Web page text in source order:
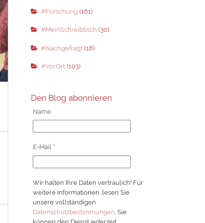
#Forschung (161)
#MeinSchreibtisch (30)
#Nachgefragt(18)
#VorOrt(103)
Den Blog abonnieren
Name
E-Mail *
Wir halten Ihre Daten vertraulich! Für
weitere Informationen, lesen Sie
unsere vollständigen
Datenschutzbestimmungen . Sie
können den Dienst jederzeit